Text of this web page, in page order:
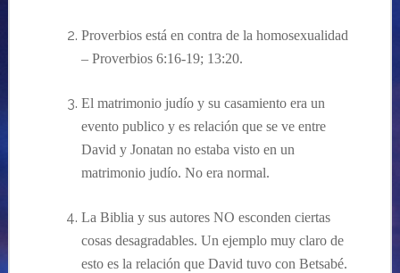
Proverbios está en contra de la homosexualidad
– Proverbios 6:16-19; 13:20.
El matrimonio judío y su casamiento era un
evento publico y es relación que se ve entre
David y Jonatan no estaba visto en un
matrimonio judío. No era normal.
La Biblia y sus autores NO esconden ciertas
cosas desagradables. Un ejemplo muy claro de
esto es la relación que David tuvo con Betsabé.